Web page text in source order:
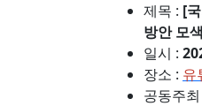
제목 : [
방안 모색
일시 :
장소 : 유
공동주